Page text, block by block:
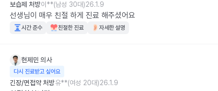
보습제 처방이**(남성 30대)26.1.9
선생님이 매우 친절 하게 진료 해주셨어요
시간 준수 친절한 진료 자세한 설명
현제민 의사
다시 진료받고 싶어요
긴장/면접약 처방유**(여성 20대)26.1.9